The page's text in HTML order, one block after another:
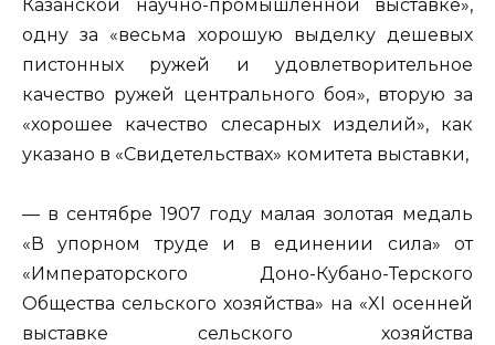
Казанской научно-промышленной выставке»,
одну за «весьма хорошую выделку дешевых
пистонных ружей и удовлетворительное
качество ружей центрального боя», вторую за
«хорошее качество слесарных изделий», как
указано в «Свидетельствах» комитета выставки,
— в сентябре 1907 году малая золотая медаль
«В упорном труде и в единении сила» от
«Императорского Доно-Кубано-Терского
Общества сельского хозяйства» на «XI осенней
выставке сельского хозяйства